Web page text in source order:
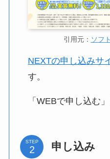
引用元： ソフ
NEXTの申し込みサ
す。
「WEBで申し込む
STEP 申し込み